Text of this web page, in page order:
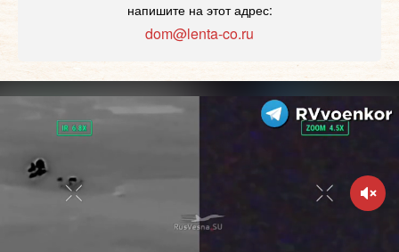
напишите на этот адрес:
dom@lenta-co.ru